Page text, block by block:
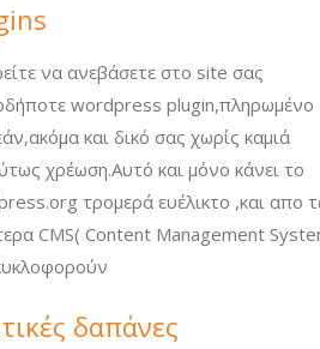
να ανεβάσετε στο site σας
wordpress plugin,πληρωμένο
και δικό σας χωρίς καμιά
χρέωση.Αυτό και μόνο κάνει το
τρομερά ευέλικτο ,και απο
CMS( Content Management
δαπάνες